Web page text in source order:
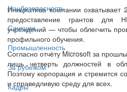
Нацбезопасность
Санкции
Промышленность
За рубежом
Кадры
Инициатива компании охватывает
предоставление грантов для
учреждений — чтобы облегчить
профильного обучения.
Согласно отчёту Microsoft за
лишь четверть должностей в
Поэтому корпорация и стремится
и справедливую среду для всех.